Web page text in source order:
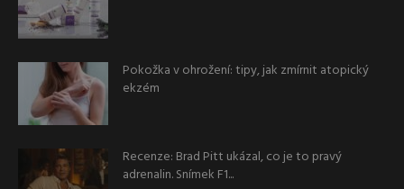
Pokožka v ohrožení: tipy, jak zmírnit atopický
ekzém
Recenze: Brad Pitt ukázal, co je to pravý
adrenalin. Snímek F1...